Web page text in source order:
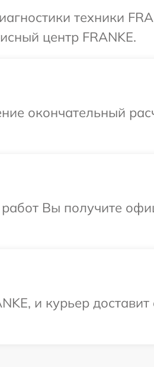
техники
центр FRANKE.
окончательный
Вы получите
и курьер доставит